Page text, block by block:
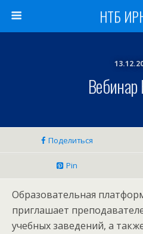
НТБ
Поделиться
Pin
Образовательная
приглашает
учебных заведений, а